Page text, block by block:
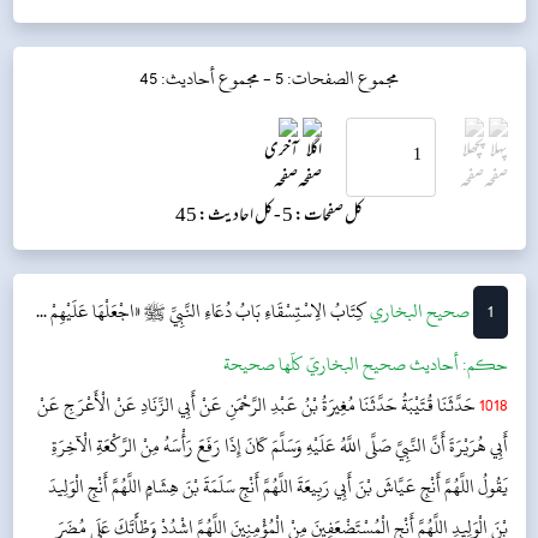
مجموع الصفحات: 5 - مجموع أحاديث: 45
کل صفحات: 5 - کل احادیث: 45
1 ‌‌صحيح البخاريکِتَابُ الِاسْتِسْقَاءِبَابُ دُعَاءِ النَّبِيِّ ﷺ «اجْعَلْهَا عَلَيْهِمْ ...
حکم:أحاديث صحيح البخاريّ كلّها صحيحة
1018حَدَّثَنَا قُتَيْبَةُ حَدَّثَنَا مُغِيرَةُ بْنُ عَبْدِ الرَّحْمَنِ عَنْ أَبِي الزِّنَادِ عَنْ الْأَعْرَجِ عَنْ
أَبِي هُرَيْرَةَ أَنَّ النَّبِيَّ صَلَّى اللَّهُ عَلَيْهِ وَسَلَّمَ كَانَ إِذَا رَفَعَ رَأْسَهُ مِنْ الرَّكْعَةِ الْآخِرَةِ
يَقُولُ اللَّهُمَّ أَنْجِ عَيَّاشَ بْنَ أَبِي رَبِيعَةَ اللَّهُمَّ أَنْجِ سَلَمَةَ بْنَ هِشَامٍ اللَّهُمَّ أَنْجِ الْوَلِيدَ
بْنَ الْوَلِيدِ اللَّهُمَّ أَنْجِ الْمُسْتَضْعَفِينَ مِنْ الْمُؤْمِنِينَ اللَّهُمَّ اشْدُدْ وَطْأَتَكَ عَلَى مُضَرَ